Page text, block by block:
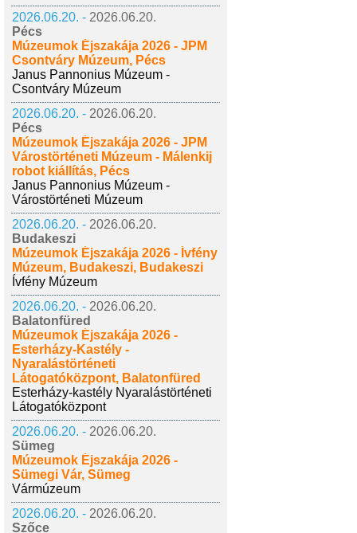
2026.06.20. - 2026.06.20.
Pécs
Múzeumok Éjszakája 2026 - JPM
Csontváry Múzeum, Pécs
Janus Pannonius Múzeum -
Csontváry Múzeum
2026.06.20. - 2026.06.20.
Pécs
Múzeumok Éjszakája 2026 - JPM
Várostörténeti Múzeum - Málenkij
robot kiállítás, Pécs
Janus Pannonius Múzeum -
Várostörténeti Múzeum
2026.06.20. - 2026.06.20.
Budakeszi
Múzeumok Éjszakája 2026 - Ívfény
Múzeum, Budakeszi, Budakeszi
Ívfény Múzeum
2026.06.20. - 2026.06.20.
Balatonfüred
Múzeumok Éjszakája 2026 -
Esterházy-Kastély -
Nyaralástörténeti
Látogatóközpont, Balatonfüred
Esterházy-kastély Nyaralástörténeti
Látogatóközpont
2026.06.20. - 2026.06.20.
Sümeg
Múzeumok Éjszakája 2026 -
Sümegi Vár, Sümeg
Vármúzeum
2026.06.20. - 2026.06.20.
Szőce